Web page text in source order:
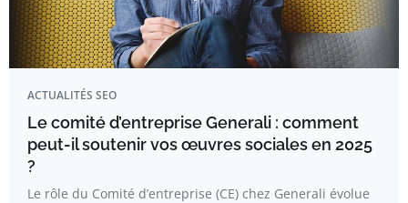
ACTUALITÉS SEO
Le comité d’entreprise Generali : comment
peut-il soutenir vos œuvres sociales en 2025
?
Le rôle du Comité d’entreprise (CE) chez Generali évolue